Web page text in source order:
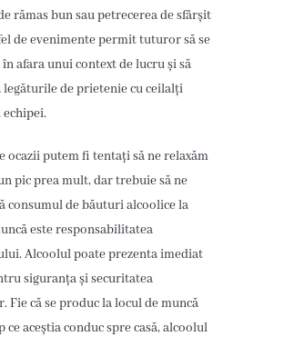
rămas bun sau petrecerea de sfârșit
de evenimente permit tuturor să se
în afara unui context de lucru și să
legăturile de prietenie cu ceilalți
ocazii putem fi tentați să ne relaxăm
pic prea mult, dar trebuie să ne
consumul de băuturi alcoolice la
este responsabilitatea
Alcoolul poate prezenta imediat
siguranța și securitatea
Fie că se produc la locul de muncă
ce aceștia conduc spre casă, alcoolul